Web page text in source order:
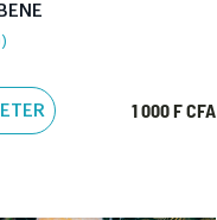
1 000 F CFA